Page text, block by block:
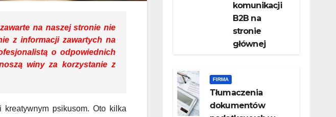
na naszej stronie nie
z informacji zawartych na
o odpowiednich
winy za korzystanie z
psikusom. Oto kilka
komunikacji
B2B na
stronie
głównej
FIRMA
Tłumaczenia
dokumentów